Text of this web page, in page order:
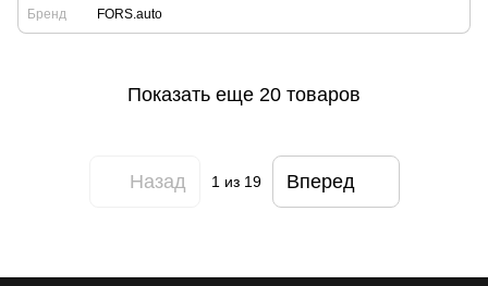
Бренд
FORS.auto
Показать еще 20 товаров
Назад 1 из 19 Вперед